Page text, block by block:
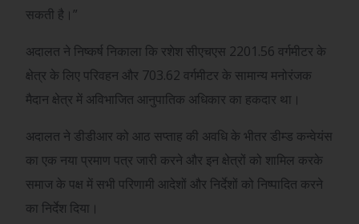
सकती है।”
अदालत ने निष्कर्ष निकाला कि रशेश सीएचएस 2201.56 वर्गमीटर के
क्षेत्र के लिए परिवहन और 703.62 वर्गमीटर के सामान्य मनोरंजक
मैदान क्षेत्र में अविभाजित आनुपातिक अधिकार का हकदार था।
अदालत ने डीडीआर को आठ सप्ताह की अवधि के भीतर डीम्ड कन्वेयंस
का एक नया प्रमाण पत्र जारी करने और इन क्षेत्रों को शामिल करके
समाज के पक्ष में सभी परिणामी आदेशों और निर्देशों को निष्पादित करने
का निर्देश दिया।